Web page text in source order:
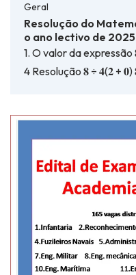
Geral
Resolução do
o ano lectivo de 2025
1. O valor da expressão
4 Resolução 𝟖 ÷ 𝟒(𝟐 +